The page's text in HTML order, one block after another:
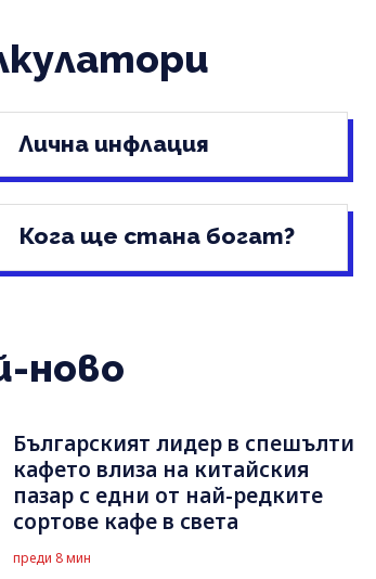
Лична инфлация
Кога ще стана богат?
ново
Българският лидер в спешълти
кафето влиза на китайския
пазар с едни от най-редките
сортове кафе в света
преди 8 мин